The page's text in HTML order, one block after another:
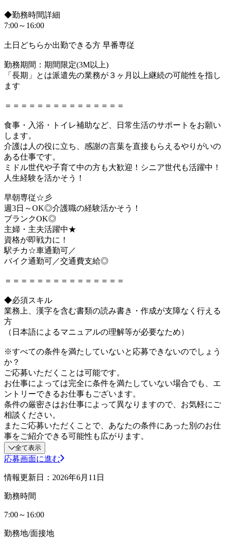
◆勤務時間詳細
7:00～16:00
土日どちらか出勤できる方 早番専従
勤務期間：期間限定(3M以上)
「長期」とは派遣先の業務が３ヶ月以上継続の可能性を指し
ます
＝＝＝＝＝＝＝＝＝＝＝＝＝＝＝
食事・入浴・トイレ補助など、日常生活のサポートをお願い
します。
介護は人の役に立ち、感謝の言葉を直接もらえるやりがいの
ある仕事です。
ミドル世代や子育て中の方も大歓迎！シニア世代も活躍中！
人生経験を活かそう！
早朝専従☆彡
週3日～OK◎介護職の経験活かそう！
ブランクOK◎
主婦・主夫活躍中★
資格が即戦力に！
駅チカ☆車通勤可／
バイク通勤可／交通費支給◎
＝＝＝＝＝＝＝＝＝＝＝＝＝＝＝
◆必須スキル
業務上、漢字を含む書類の読み書き・作成が支障なく行える
方
（日本語によるマニュアルの理解等が必要なため）
※すべての条件を満たしていないと応募できないのでしょう
か？
ご応募いただくことは可能です。
お仕事によっては完全に条件を満たしていない場合でも、エ
ントリーできるお仕事もございます。
条件の厳密さはお仕事によって異なりますので、お気軽にご
相談ください。
またご応募いただくことで、あなたの条件にあった別のお仕
事をご紹介できる可能性も広がります。
全て表示
応募画面に進む
情報更新日：2026年6月11日
勤務時間
7:00～16:00
勤務地/面接地